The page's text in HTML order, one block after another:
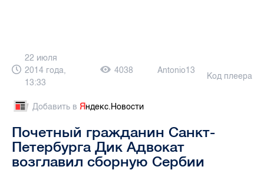
22 июля
2014 года,
13:33
4038 Antonio13
Код плеера
Добавить в Яндекс.Новости
Почетный гражданин Санкт-
Петербурга Дик Адвокат
возглавил сборную Сербии